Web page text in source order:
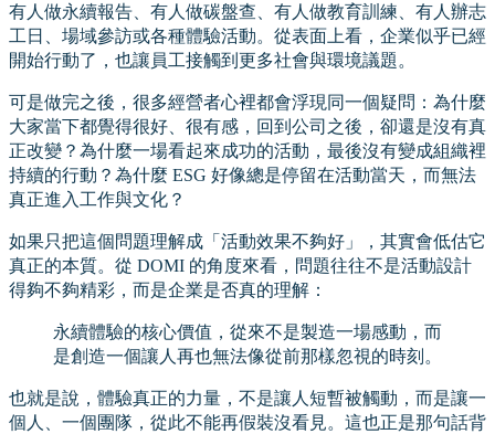
有人做永續報告、有人做碳盤查、有人做教育訓練、有人辦志
工日、場域參訪或各種體驗活動。從表面上看，企業似乎已經
開始行動了，也讓員工接觸到更多社會與環境議題。
可是做完之後，很多經營者心裡都會浮現同一個疑問：為什麼
大家當下都覺得很好、很有感，回到公司之後，卻還是沒有真
正改變？為什麼一場看起來成功的活動，最後沒有變成組織裡
持續的行動？為什麼 ESG 好像總是停留在活動當天，而無法
真正進入工作與文化？
如果只把這個問題理解成「活動效果不夠好」，其實會低估它
真正的本質。從 DOMI 的角度來看，問題往往不是活動設計
得夠不夠精彩，而是企業是否真的理解：
永續體驗的核心價值，從來不是製造一場感動，而
是創造一個讓人再也無法像從前那樣忽視的時刻。
也就是說，體驗真正的力量，不是讓人短暫被觸動，而是讓一
個人、一個團隊，從此不能再假裝沒看見。這也正是那句話背